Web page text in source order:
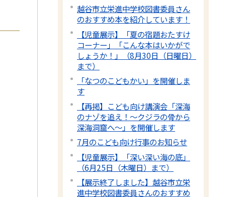
越谷市立栄進中学校図書委員さん
のおすすめ本を紹介しています！
【児童展示】「夏の宿題おたすけ
コーナー」「こんな本はいかがで
しょうか！」（8月30日（日曜日）
まで）
「なつのこどもかい」を開催しま
す
【再掲】こども向け講演会「深海
のナゾを追え！〜クジラの骨から
深海洞窟へ〜」を開催します
7月のこども向け行事のお知らせ
【児童展示】「深い深い海の底」
（6月25日（木曜日）まで）
【展示終了しました】越谷市立栄
進中学校図書委員さんのおすすめ